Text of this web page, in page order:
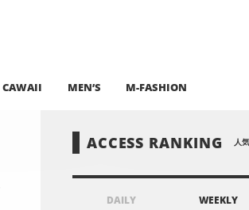
CAWAII MEN’S M-FASHION
ACCESS RANKING 人
DAILY WEEKLY